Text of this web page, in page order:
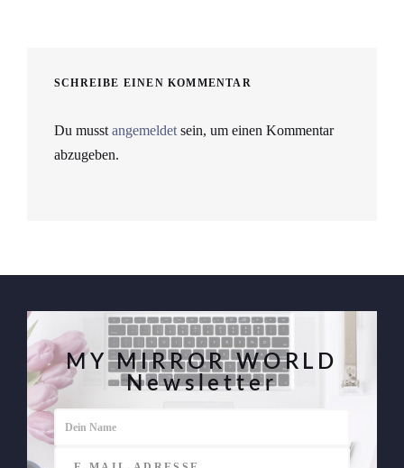
SCHREIBE EINEN KOMMENTAR
Du musst angemeldet sein, um einen Kommentar
abzugeben.
MY MIRROR WORLD
Newsletter